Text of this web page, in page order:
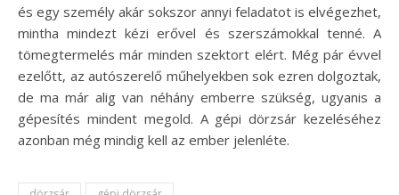
és egy személy akár sokszor annyi feladatot is elvégezhet,
mintha mindezt kézi erővel és szerszámokkal tenné. A
tömegtermelés már minden szektort elért. Még pár évvel
ezelőtt, az autószerelő műhelyekben sok ezren dolgoztak,
de ma már alig van néhány emberre szükség, ugyanis a
gépesítés mindent megold. A gépi dörzsár kezeléséhez
azonban még mindig kell az ember jelenléte.